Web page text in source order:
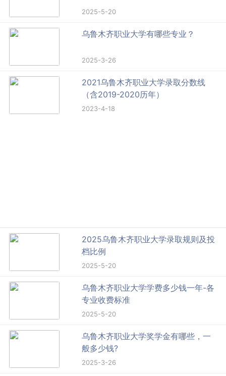
2025-5-20
乌鲁木齐职业大学有哪些专业？
2025-3-26
2021乌鲁木齐职业大学录取分数线
（含2019-2020历年）
2023-4-18
2025乌鲁木齐职业大学录取规则及投
档比例
2025-5-20
乌鲁木齐职业大学学费多少钱一年-各
专业收费标准
2025-5-20
乌鲁木齐职业大学奖学金有哪些，一
般多少钱?
2025-3-26